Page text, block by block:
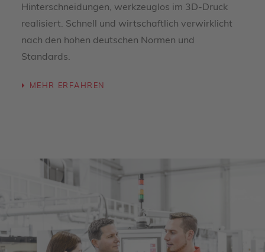
Hinterschneidungen, werkzeuglos im 3D-Druck
realisiert. Schnell und wirtschaftlich verwirklicht
nach den hohen deutschen Normen und
Standards.
MEHR ERFAHREN